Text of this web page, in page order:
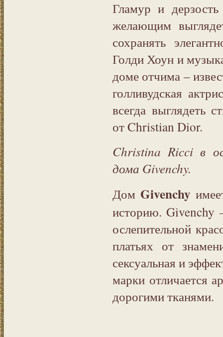
Гламур и
желающим
сохранять
Голди Хоун и
доме отчима –
голливудская
всегда выглядеть
от Christian Dior.
Christina Ricci в
дома Givenchy.
Дом Givenchy
историю. Givenchy
ослепительной
платьях от
сексуальная и
марки отличается
дорогими тканями.